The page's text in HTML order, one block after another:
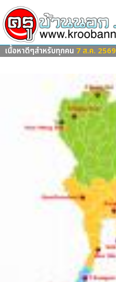
เนื้อหาดีๆสำหรับทุกคน 7 ส.ค. 2569